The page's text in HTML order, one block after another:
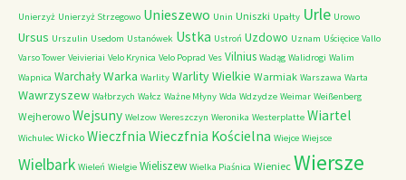
Unierzyż Unierzyż Strzegowo Unieszewo Unin Uniszki Upałty Urle Urowo
Ursus Urszulin Usedom Ustanówek Ustka Ustroń Uzdowo Uznam Uścięcice Vallo
Varso Tower Veivieriai Velo Krynica Velo Poprad Ves Vilnius Wadąg Walidrogi Walim
Wapnica WarchałyWarka Warlity Warlity Wielkie Warmiak Warszawa Warta
Wawrzyszew Wałbrzych Wałcz Ważne Młyny Wda Wdzydze Weimar Weißenberg
Wejherowo Wejsuny Welzow Wereszczyn Weronika Westerplatte Wiartel
Wichulec Wicko Wieczfnia Wieczfnia Kościelna Wiejce Wiejsce
Wielbark Wieleń Wielgie Wieliszew Wielka Piaśnica Wieniec Wiersze